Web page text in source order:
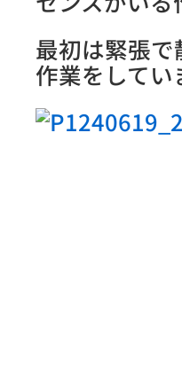
最初は緊張
作業をしてい